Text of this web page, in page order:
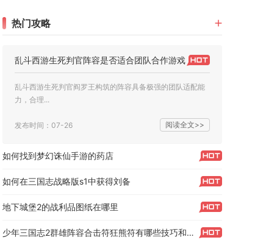
热门攻略
乱斗西游生死判官阵容是否适合团队合作游戏
乱斗西游生死判官阎罗王构筑的阵容具备极强的团队适配能
力，合理...
发布时间：07-26 阅读全文>>
如何找到梦幻诛仙手游的药店
如何在三国志战略版s1中获得刘备
地下城堡2的战利品图纸在哪里
少年三国志2群雄阵容合击符狂熊符有哪些技巧和要点